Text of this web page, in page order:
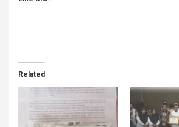
Related